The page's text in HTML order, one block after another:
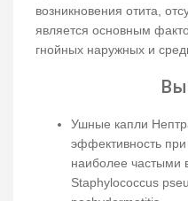
возникновения отита,
является основным
гнойных наружных и
Ушные капли
эффективность
наиболее частыми
Staphylococcus